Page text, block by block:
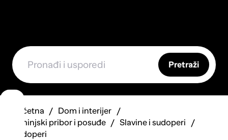
Pretraži
Početna
Dom i interijer
Kuhinjski pribor i posuđe
Slavine i sudoperi
Sudoperi